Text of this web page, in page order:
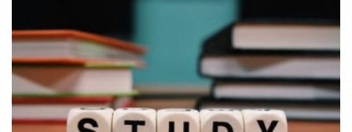
e
b
o
o
t
t
e
r